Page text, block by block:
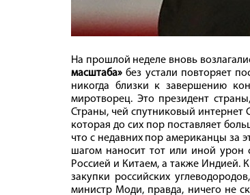
На прошлой неделе вновь
масштаба» без устали повторяет
никогда близки к завершению
миротворец. Это президент
Страны, чей спутниковый интернет
которая до сих пор поставляет
что с недавних пор американцы за
шагом наносит тот или иной урон
Россией и Китаем, а также Индией.
закупки российских
министр Моди, правда, ничего не